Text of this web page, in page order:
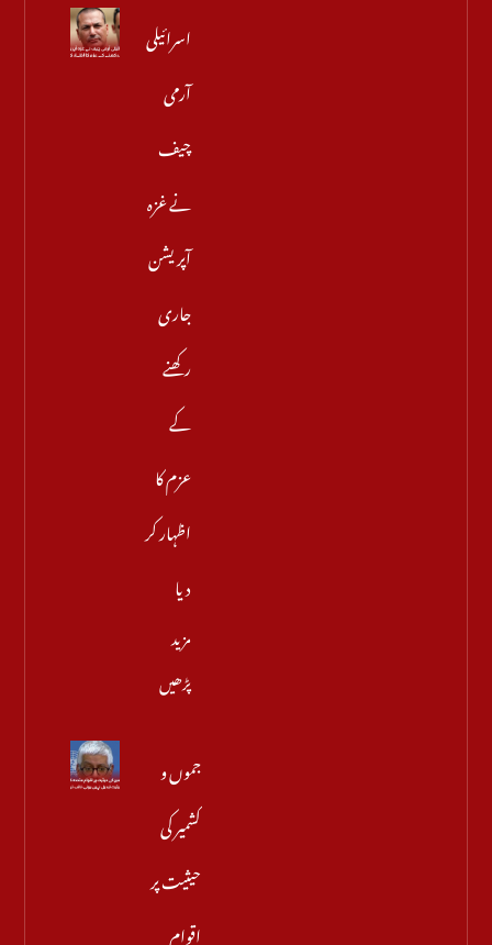
اسرائیلی
آرمی
چیف
نے غزہ
آپریشن
جاری
رکھنے
کے
عزم کا
اظہار کر
دیا
مزید
پڑھیں
جموں و
کشمیر کی
حیثیت پر
اقوام